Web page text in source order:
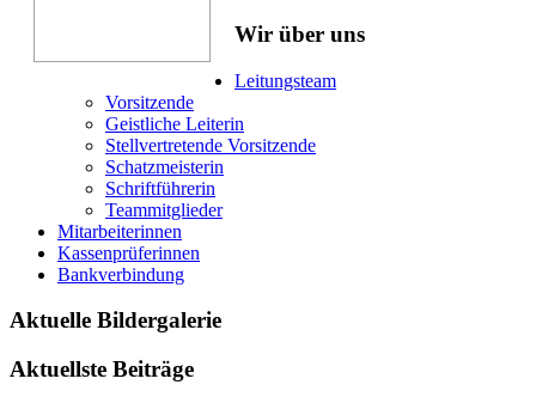
Wir über uns
Leitungsteam
Vorsitzende
Geistliche Leiterin
Stellvertretende Vorsitzende
Schatzmeisterin
Schriftführerin
Teammitglieder
Mitarbeiterinnen
Kassenprüferinnen
Bankverbindung
Aktuelle Bildergalerie
Aktuellste Beiträge